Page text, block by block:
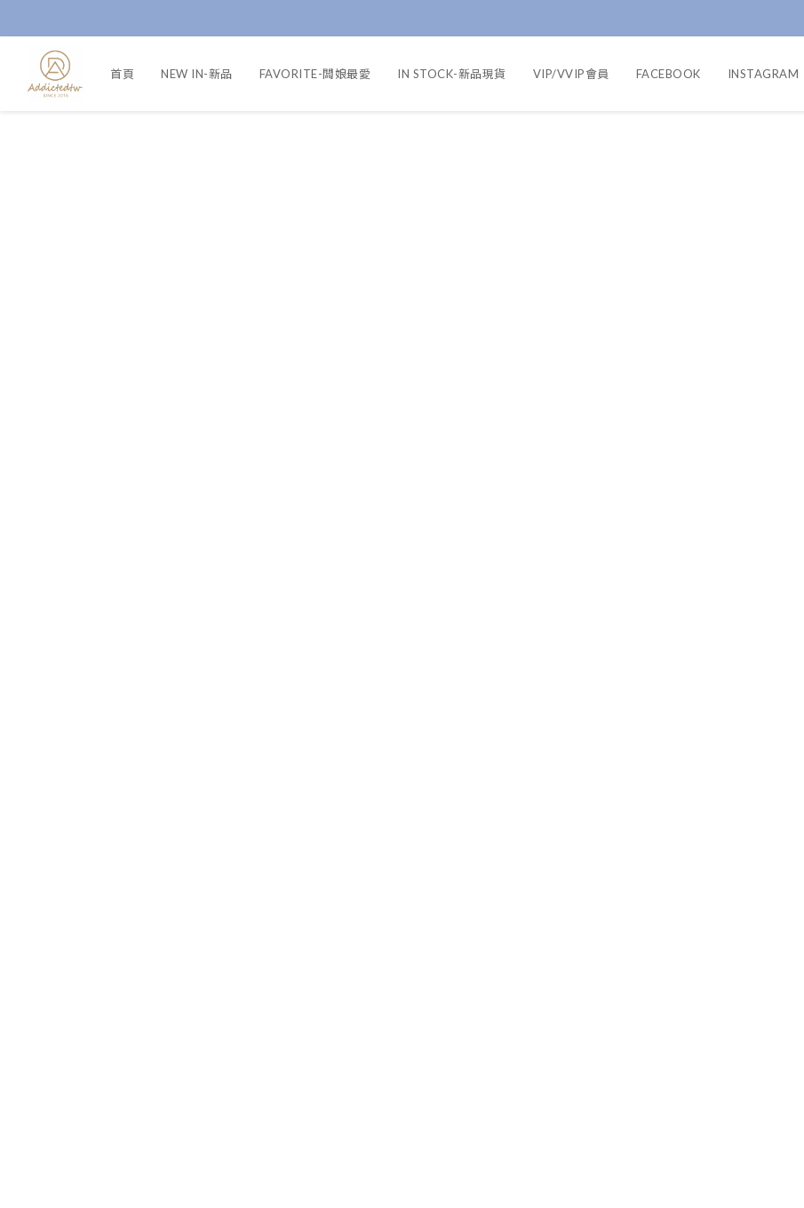
首頁 NEW IN-新品 FAVORITE-闆娘最愛 IN STOCK-新品現貨 VIP/VVIP會員 FACEBOOK INSTAGRAM